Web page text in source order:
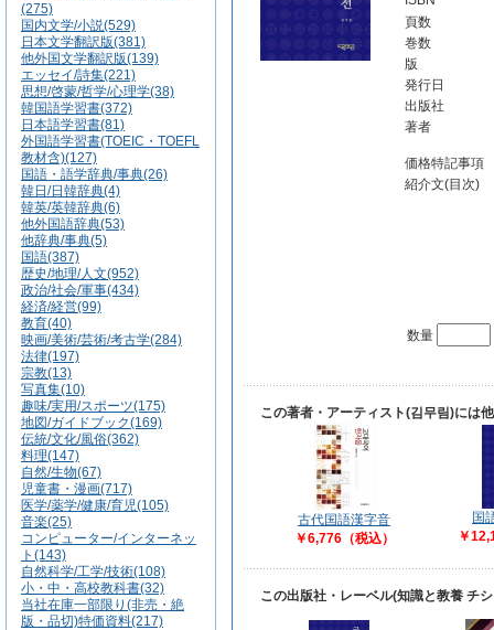
(275)
国内文学/小説(529)
日本文学翻訳版(381)
他外国文学翻訳版(139)
エッセイ/詩集(221)
思想/啓蒙/哲学/心理学(38)
韓国語学習書(372)
日本語学習書(81)
外国語学習書(TOEIC・TOEFL
教材含)(127)
国語・語学辞典/事典(26)
韓日/日韓辞典(4)
韓英/英韓辞典(6)
他外国語辞典(53)
他辞典/事典(5)
国語(387)
歴史/地理/人文(952)
政治/社会/軍事(434)
経済/経営(99)
教育(40)
映画/美術/芸術/考古学(284)
法律(197)
宗教(13)
写真集(10)
趣味/実用/スポーツ(175)
地図/ガイドブック(169)
伝統/文化/風俗(362)
料理(147)
自然/生物(67)
児童書・漫画(717)
医学/薬学/健康/育児(105)
音楽(25)
コンピューター/インターネッ
ト(143)
自然科学/工学/技術(108)
小・中・高校教科書(32)
当社在庫一部限り(非売・絶
版・品切)特価資料(217)
頁数
巻数
版
発行日
出版社
著者
価格特記事項
紹介文(目次)
数量
この著者・アーティスト(김무림)には
古代国語漢字音
￥6,776（税込）
国
￥
この出版社・レーベル(知識と教養 チ